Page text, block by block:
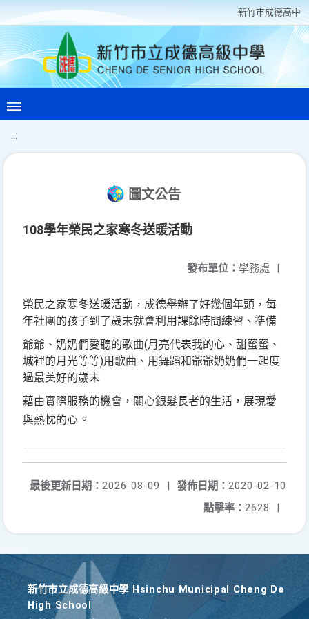
新竹巿成德高中
:::
圖文公告
108學年榮民之家寒冬送暖活動
發布單位： 學務處 |
榮民之家寒冬送暖活動 ， 成德舉辦了好幾個年頭 ， 每
年社團的孩子到了歲末就會利用課餘時間練習、準備
爺爺、奶奶們愛聽的歌曲(月亮代表我的心、甜蜜蜜、
城裡的月光等等)用歌曲、用舞蹈和爺爺奶奶們一起度
過最美好的歲末
藉由實際服務的機會 ， 關心銀髮長者的生活 ， 展現愛
與熱忱的心 。
發佈日期： 2020-02-10
最後更新日期： 2026-08-09
|
點擊率： 2628 |
新竹巿立成德高級中學 Hsinchu Municipal Cheng De
High School